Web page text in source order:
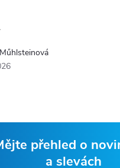
přehled o
a slevách